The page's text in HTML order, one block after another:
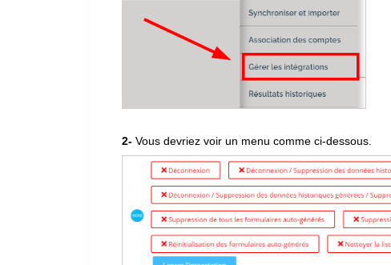
2- Vous devriez voir un menu comme ci-dessous.